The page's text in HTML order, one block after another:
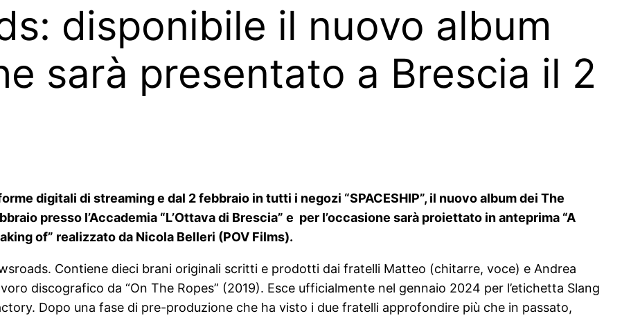
disponibile il nuovo album
sarà presentato a Brescia il 2
digitali di streaming e dal 2 febbraio in tutti i negozi “SPACESHIP”, il nuovo album dei The
presso l’Accademia “L’Ottava di Brescia” e per l’occasione sarà proiettato in anteprima “A
of” realizzato da Nicola Belleri (POV Films).
Contiene dieci brani originali scritti e prodotti dai fratelli Matteo (chitarre, voce) e Andrea
discografico da “On The Ropes” (2019). Esce ufficialmente nel gennaio 2024 per l’etichetta Slang
Dopo una fase di pre-produzione che ha visto i due fratelli approfondire più che in passato,